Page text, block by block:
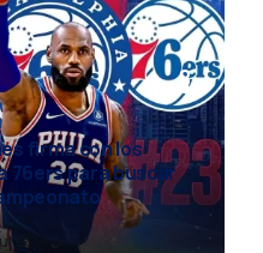
con los
para buscar
está de fiesta!
se coronan
de la Súper Liga LNB
Por Paul G.
DEPORTES
Por
DEPORTES
Por